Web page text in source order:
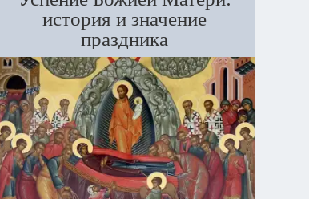
история и значение
праздника